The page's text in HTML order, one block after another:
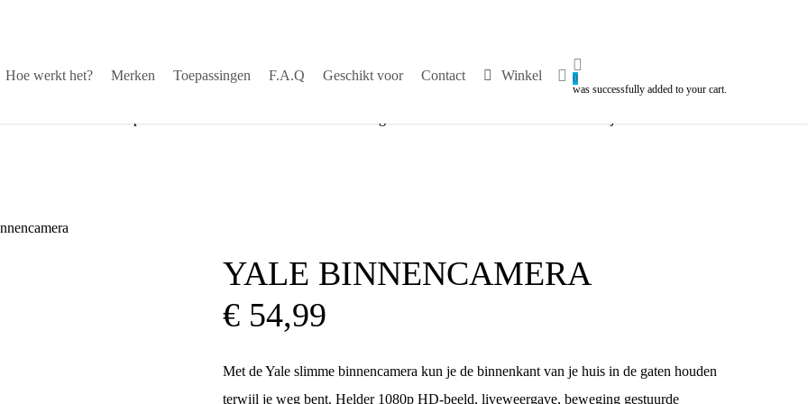
Hoe werkt het? Merken Toepassingen F.A.Q Geschikt voor Contact Winkel search
0
was successfully added to your cart.
YALE BINNENCAMERA
€ 54,99
Met de Yale slimme binnencamera kun je de binnenkant van je huis in de gaten houden
terwijl je weg bent. Helder 1080p HD-beeld, liveweergave, beweging gestuurde